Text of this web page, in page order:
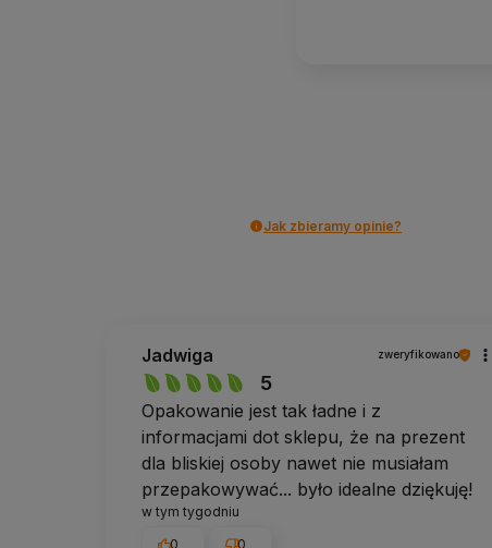
Jak zbieramy opinie?
Jadwiga zweryfikowano
5
Opakowanie jest tak ładne i z
informacjami dot sklepu, że na prezent
dla bliskiej osoby nawet nie musiałam
przepakowywać... było idealne dziękuję!
w tym tygodniu
0 0